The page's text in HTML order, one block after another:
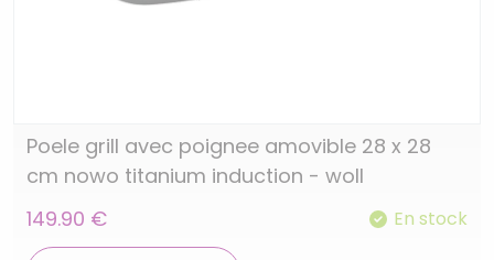
Poele grill avec poignee amovible 28 x 28
cm nowo titanium induction - woll
149.90 €
En stock